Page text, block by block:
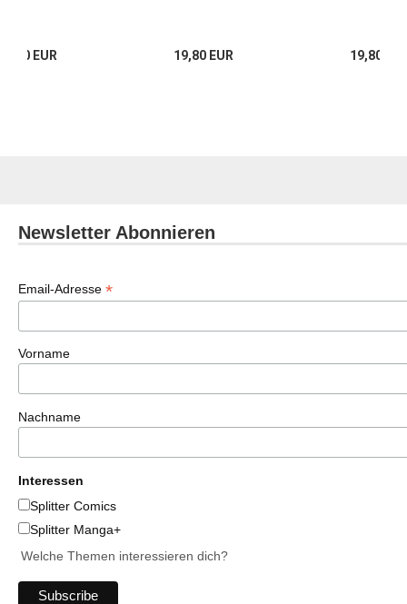
EUR 19,80 EUR 19,80
Newsletter Abonnieren
Email-Adresse *
Vorname
Nachname
Interessen
Splitter Comics
Splitter Manga+
Welche Themen interessieren dich?